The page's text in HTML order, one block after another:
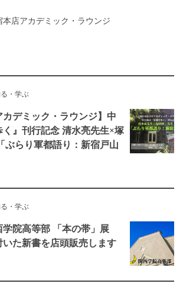
本店アカデミック・ラウンジ
・学ぶ
カデミック・ラウンジ】中
』刊行記念 清水亮先生×塚
ぶらり軍都語り：新宿戸山
・学ぶ
学院高等部 「本の帯」展
た新書を店頭販売します